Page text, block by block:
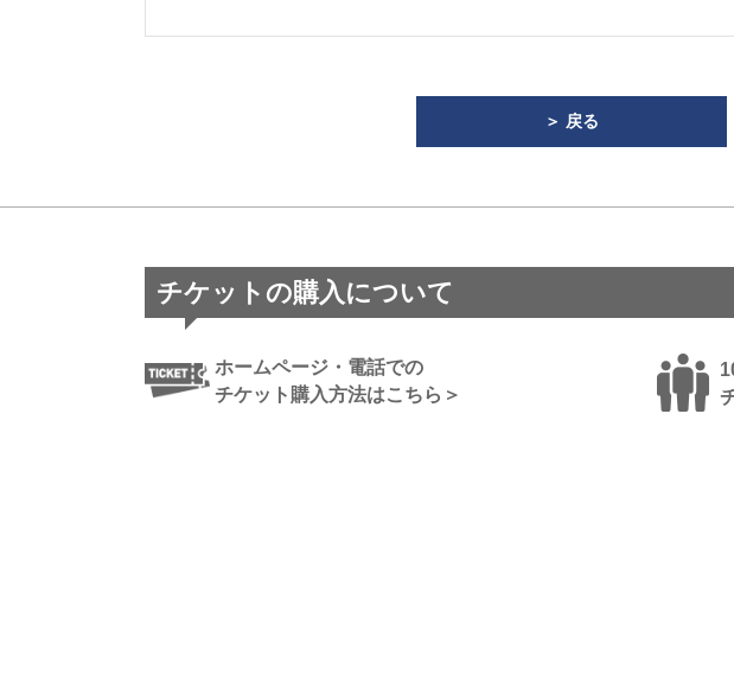
＞ 戻る
チケットの購入について
ホームページ・電話での
チケット購入方法はこちら＞